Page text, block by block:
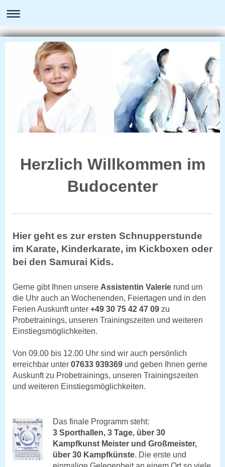
Herzlich Willkommen im
Budocenter
Hier geht es zur ersten Schnupperstunde
im Karate, Kinderkarate, im Kickboxen oder
bei den Samurai Kids.
Gerne gibt Ihnen unsere Assistentin Valerie rund um
die Uhr auch an Wochenenden, Feiertagen und in den
Ferien Auskunft unter +49 30 75 42 47 09 zu
Probetrainings, unseren Trainingszeiten und weiteren
Einstiegsmöglichkeiten.
Von 09.00 bis 12.00 Uhr sind wir auch persönlich
erreichbar unter 07633 939369 und geben Ihnen gerne
Auskunft zu Probetrainings, unseren Trainingszeiten
und weiteren Einstiegsmöglichkeiten.
Das finale Programm steht:
3 Sporthallen, 3 Tage, über 30
Kampfkunst Meister und Großmeister,
über 30 Kampfkünste. Die erste und